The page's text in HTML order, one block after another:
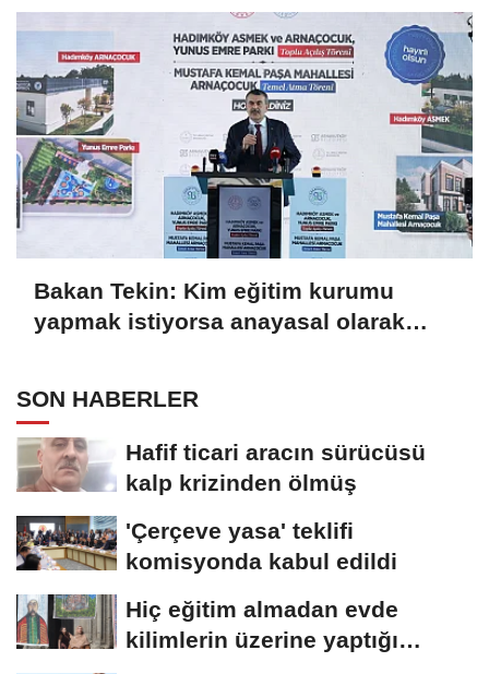
Bakan Tekin: Kim eğitim kurumu
yapmak istiyorsa anayasal olarak
SON HABERLER
Hafif ticari aracın sürücüsü
kalp krizinden ölmüş
'Çerçeve yasa' teklifi
komisyonda kabul edildi
Hiç eğitim almadan evde
kilimlerin üzerine yaptığı